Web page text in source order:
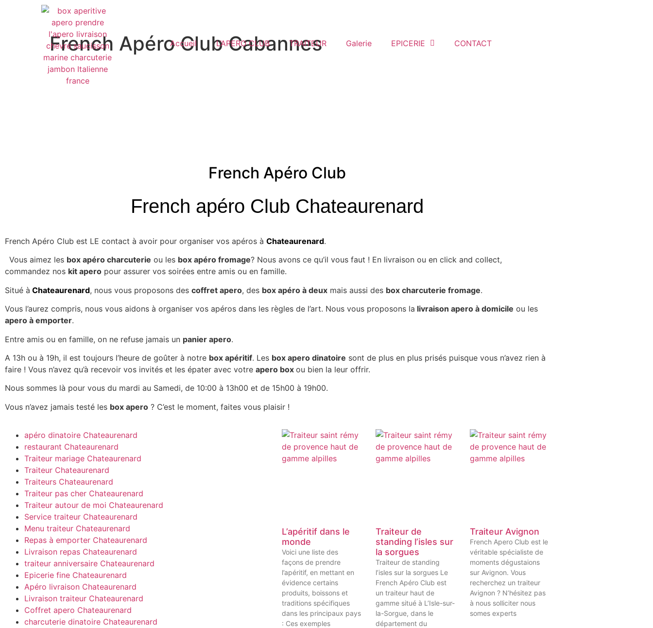
Accueil L’APERO CLUB TRAITEUR Galerie EPICERIE CONTACT
French Apéro Club Cabannes
French Apéro Club
French apéro Club Chateaurenard
French Apéro Club est LE contact à avoir pour organiser vos apéros à Chateaurenard.
Vous aimez les box apéro charcuterie ou les box apéro fromage? Nous avons ce qu’il vous faut ! En livraison ou en click and collect,
commandez nos kit apero pour assurer vos soirées entre amis ou en famille.
Situé à Chateaurenard, nous vous proposons des coffret apero, des box apéro à deux mais aussi des box charcuterie fromage.
Vous l’aurez compris, nous vous aidons à organiser vos apéros dans les règles de l’art. Nous vous proposons la livraison apero à domicile ou les
apero à emporter.
Entre amis ou en famille, on ne refuse jamais un panier apero.
A 13h ou à 19h, il est toujours l’heure de goûter à notre box apéritif. Les box apero dinatoire sont de plus en plus prisés puisque vous n’avez rien à
faire ! Vous n’avez qu’à recevoir vos invités et les épater avec votre apero box ou bien la leur offrir.
Nous sommes là pour vous du mardi au Samedi, de 10:00 à 13h00 et de 15h00 à 19h00.
Vous n’avez jamais testé les box apero ? C’est le moment, faites vous plaisir !
apéro dinatoire Chateaurenard
restaurant Chateaurenard
Traiteur mariage Chateaurenard
Traiteur Chateaurenard
Traiteurs Chateaurenard
Traiteur pas cher Chateaurenard
Traiteur autour de moi Chateaurenard
Service traiteur Chateaurenard
Menu traiteur Chateaurenard
Repas à emporter Chateaurenard
Livraison repas Chateaurenard
traiteur anniversaire Chateaurenard
Epicerie fine Chateaurenard
Apéro livraison Chateaurenard
Livraison traiteur Chateaurenard
Coffret apero Chateaurenard
charcuterie dinatoire Chateaurenard
L’apéritif dans le
monde
Voici une liste des
façons de prendre
l’apéritif, en mettant en
évidence certains
produits, boissons et
traditions spécifiques
dans les principaux pays
: Ces exemples
Traiteur de
standing l’isles sur
la sorgues
Traiteur de standing
l’isles sur la sorgues Le
French Apéro Club est
un traiteur haut de
gamme situé à L’Isle-sur-
la-Sorgue, dans le
département du
Traiteur Avignon
French Apero Club est le
véritable spécialiste de
moments dégustaions
sur Avignon. Vous
recherchez un traiteur
Avignon ? N’hésitez pas
à nous solliciter nous
somes experts